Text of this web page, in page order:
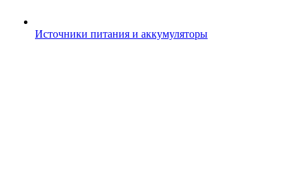
Источники питания и аккумуляторы